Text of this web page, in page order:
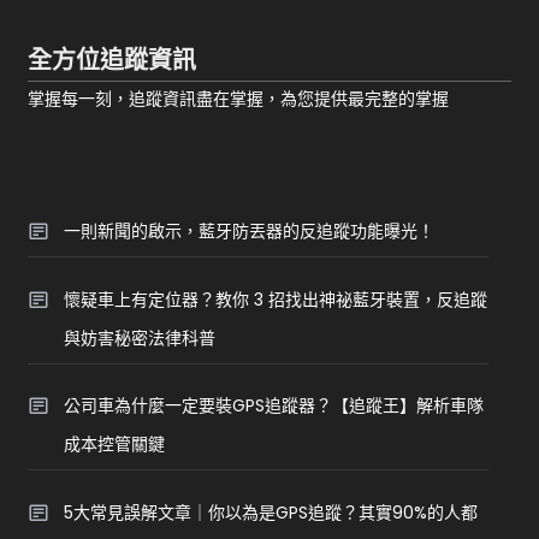
全方位追蹤資訊
掌握每一刻，追蹤資訊盡在掌握，為您提供最完整的掌握
一則新聞的啟示，藍牙防丟器的反追蹤功能曝光！
懷疑車上有定位器？教你 3 招找出神祕藍牙裝置，反追蹤
與妨害秘密法律科普
公司車為什麼一定要裝GPS追蹤器？【追蹤王】解析車隊
成本控管關鍵
5大常見誤解文章｜你以為是GPS追蹤？其實90%的人都